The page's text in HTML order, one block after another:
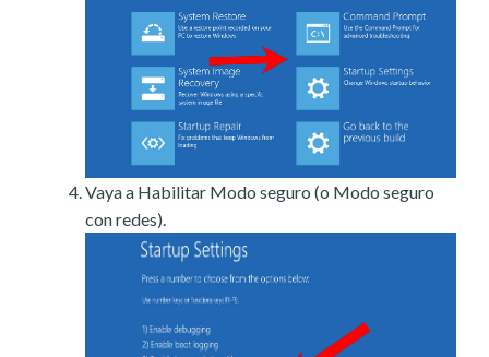
Vaya a Habilitar Modo seguro (o Modo seguro
con redes).